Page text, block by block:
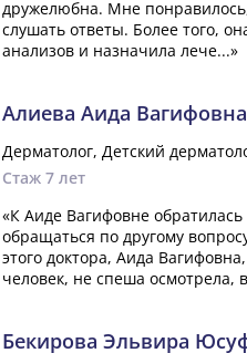
дружелюбна. Мне
слушать ответы. Более того,
анализов и назначила лече...»
Алиева Аида Вагифовна
Дерматолог, Детский
Стаж 7 лет
«К Аиде Вагифовне
обращаться по другому
этого доктора, Аида
человек, не спеша осмотрела,
Бекирова Эльвира